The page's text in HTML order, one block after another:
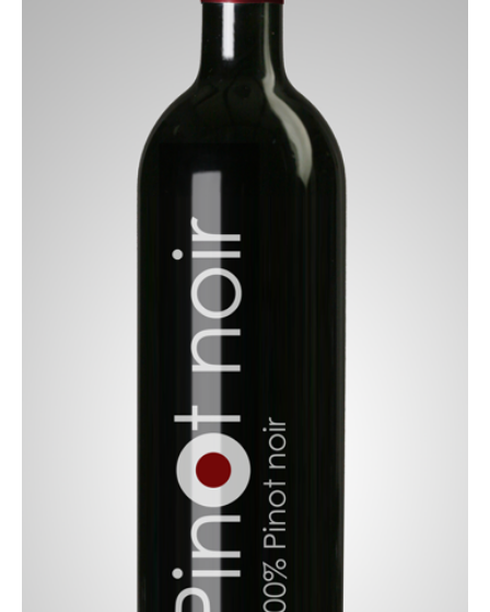
Instagram'da repost yapmak için şu adımları takip edebilirsiniz: Yeniden
göndermek istediğiniz gönderiyi bulun. Gönderinin sağ üst...